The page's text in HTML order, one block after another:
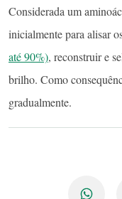
Considerada um
inicialmente para alisar
até 90%), reconstruir e
brilho. Como
gradualmente.